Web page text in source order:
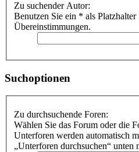
Zu suchender Autor:
Benutzen Sie ein * als
Übereinstimmungen.
Suchoptionen
Zu durchsuchende Foren:
Wählen Sie das Forum oder die
Unterforen werden automatisch
„Unterforen durchsuchen“ unten